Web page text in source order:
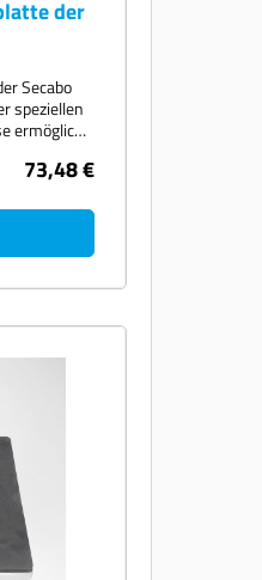
der
Secabo
speziellen
ermöglicht
System
73,48 €